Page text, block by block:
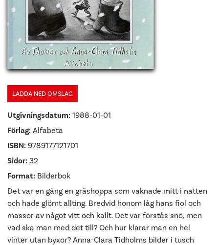
LADDA NED OMSLAG
Utgivningsdatum: 1988-01-01
Förlag: Alfabeta
ISBN: 9789177121701
Sidor: 32
Format: Bilderbok
Det var en gång en gräshoppa som vaknade mitt i natten
och hade glömt allting. Bredvid honom låg hans fiol och
massor av något vitt och kallt. Det var förstås snö, men
vad ska man med det till? Och hur klarar man en hel
vinter utan byxor? Anna-Clara Tidholms bilder i tusch